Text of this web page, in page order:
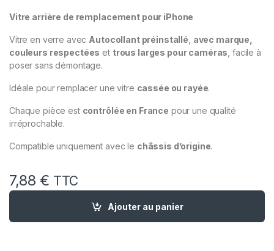
Vitre arrière de remplacement pour iPhone
Vitre en verre avec Autocollant préinstallé avec marque,
couleurs respectées et trous larges pour caméras , facile à
poser sans démontage.
Idéale pour remplacer une vitre cassée ou rayée.
Chaque pièce est contrôlée en France pour une qualité
irréprochable.
Compatible uniquement avec le châssis d’origine.
7,88 € TTC
quantité de Vitre Arriere Remplacement iPhone X Noir Gris
Ajouter au panier